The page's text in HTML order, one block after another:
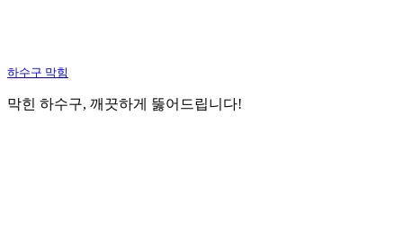
하수구 막힘
막힌 하수구, 깨끗하게 뚫어드립니다!